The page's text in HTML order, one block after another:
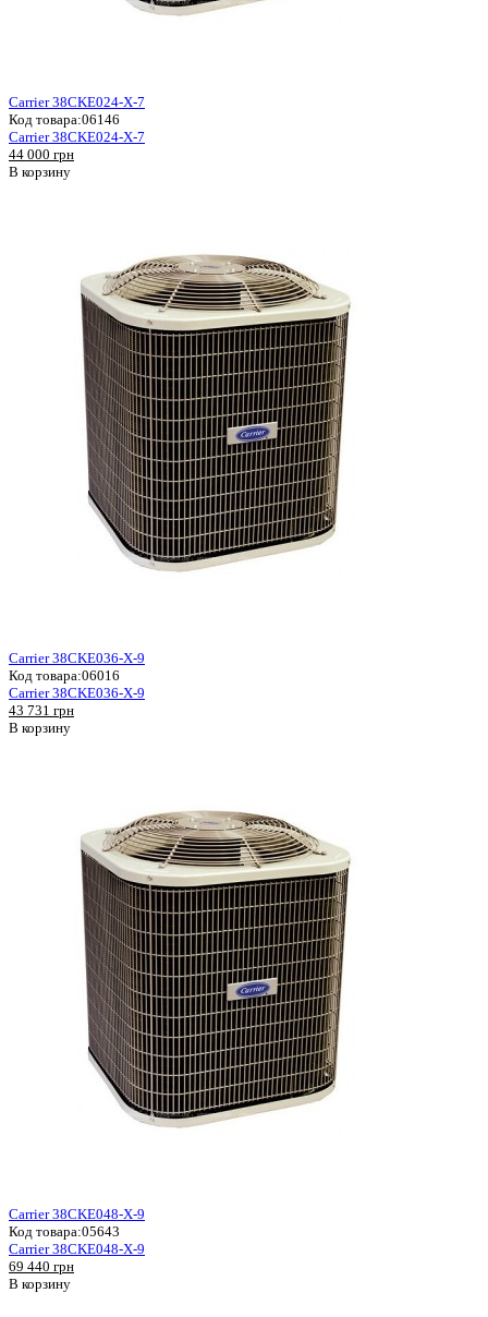
Carrier 38CKE024-X-7
Код товара:06146
Carrier 38CKE024-X-7
44 000 грн
В корзину
Carrier 38CKE036-X-9
Код товара:06016
Carrier 38CKE036-X-9
43 731 грн
В корзину
Carrier 38CKE048-X-9
Код товара:05643
Carrier 38CKE048-X-9
69 440 грн
В корзину